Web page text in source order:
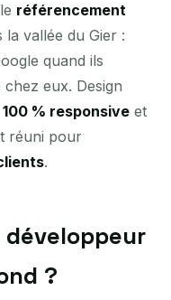
référencement
la vallée du Gier :
quand ils
eux. Design
100 % responsive et
réuni pour
.
développeur
?